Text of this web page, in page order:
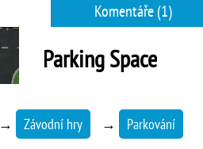
Komentáře (1)
Parking Space
→ Závodní hry → Parkování